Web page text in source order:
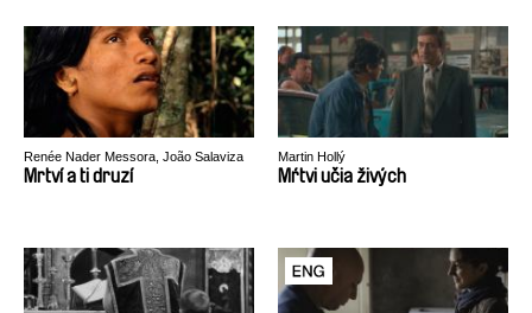
Renée Nader Messora, João Salaviza
Mrtví a ti druzí
Martin Hollý
Mŕtvi učia živých